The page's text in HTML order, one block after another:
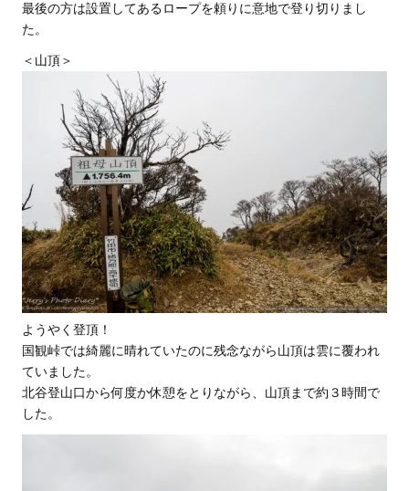
最後の方は設置してあるロープを頼りに意地で登り切りまし
た。
＜山頂＞
ようやく登頂！
国観峠では綺麗に晴れていたのに残念ながら山頂は雲に覆われ
ていました。
北谷登山口から何度か休憩をとりながら、山頂まで約３時間で
した。